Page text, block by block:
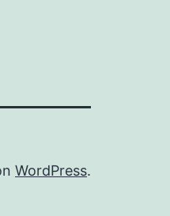
WordPress.